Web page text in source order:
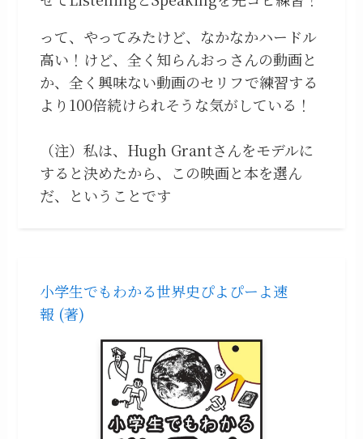
って、やってみたけど、なかなかハードル
高い！けど、全く知らんおっさんの動画と
か、全く興味ない動画のセリフで練習する
より100倍続けられそうな気がしている！
（注）私は、Hugh Grantさんをモデルに
すると決めたから、この映画と本を選ん
だ、ということです
小学生でもわかる世界史ぴよぴーよ速
報 (著)